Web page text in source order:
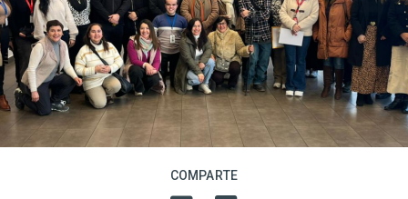
COMPARTE